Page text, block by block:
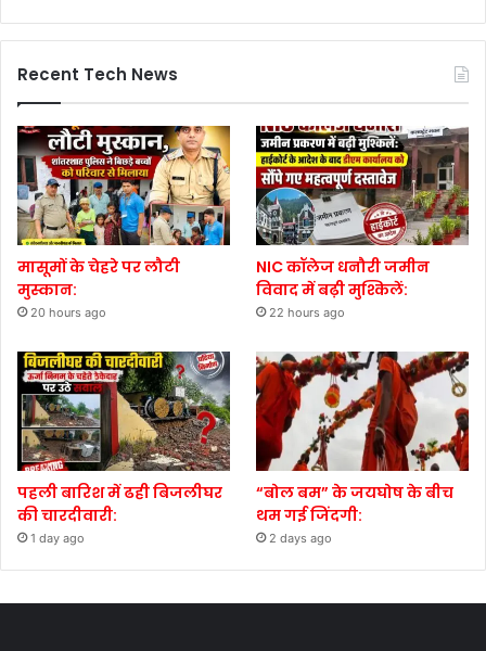
Recent Tech News
मासूमों के चेहरे पर लौटी
मुस्कान:
20 hours ago
NIC कॉलेज धनौरी जमीन
विवाद में बढ़ी मुश्किलें:
22 hours ago
पहली बारिश में ढही बिजलीघर
की चारदीवारी:
1 day ago
“बोल बम” के जयघोष के बीच
थम गई जिंदगी:
2 days ago